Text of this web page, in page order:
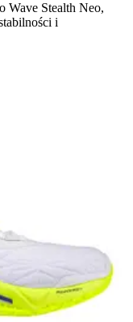
Wave Stealth Neo,
i